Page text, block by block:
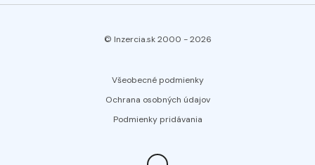
© Inzercia.sk 2000 -2026
Všeobecné podmienky
Ochrana osobných údajov
Podmienky pridávania